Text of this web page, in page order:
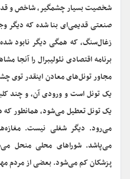
شخصیت بسیار چشمگیر، شاخص و
صنعتی قدیمی‌ای بنا شده که دیگر
زغال‌سنگ، که همگی دیگر نابود
برنامه اقتصادی نئولیبرال را آنجا
مجاور تونل‌های معادن اینقدر توی
یک تونل است و ورودی آن، و چند
یک تونل تعطیل می‌شود، همانطور که
می‌رود. دیگر شغلی نیست.
می‌پاشد. شوراهای محلی منحل
پزشکان کم می‌شود. بعضی از مردم